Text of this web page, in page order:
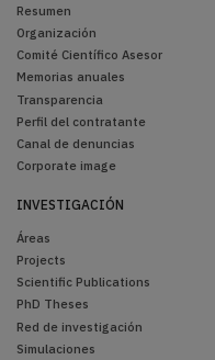
Resumen
Organización
Comité Científico Asesor
Memorias anuales
Transparencia
Perfil del contratante
Canal de denuncias
Corporate image
INVESTIGACIÓN
Áreas
Projects
Scientific Publications
PhD Theses
Red de investigación
Simulaciones